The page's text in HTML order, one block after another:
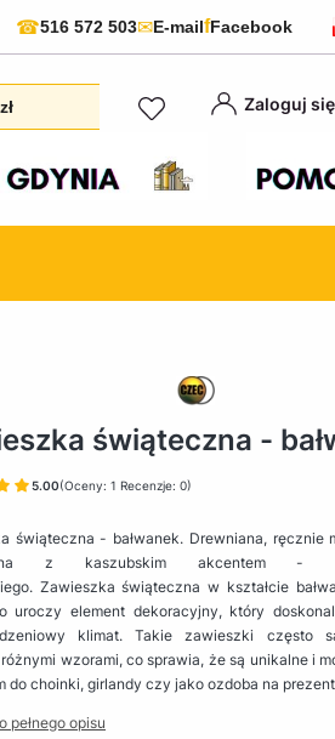
☎516 572 503✉E-mailfFacebook
Zaloguj się
świąteczna -
5.00(Oceny: 1 Recenzje: 0)
świąteczna - bałwanek. Drewniana, ręcznie
z kaszubskim akcentem -
Zawieszka świąteczna w kształcie
uroczy element dekoracyjny, który
klimat. Takie zawieszki często
wzorami, co sprawia, że są unikalne i
do choinki, girlandy czy jako ozdoba na
pełnego opisu